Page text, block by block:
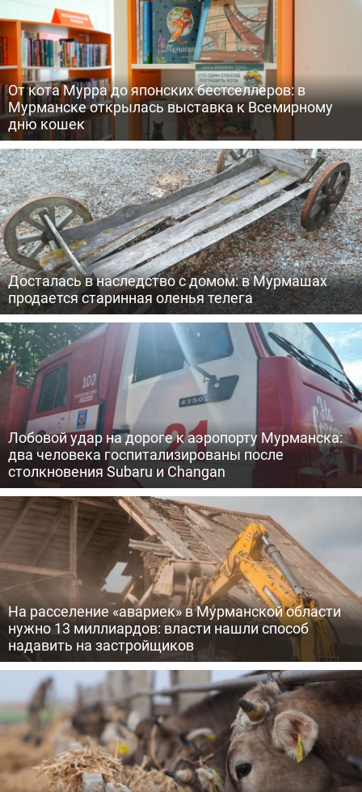
От кота Мурра до японских бестселлеров: в
Мурманске открылась выставка к Всемирному
дню кошек
Досталась в наследство с домом: в Мурмашах
продается старинная оленья телега
Лобовой удар на дороге к аэропорту Мурманска:
два человека госпитализированы после
столкновения Subaru и Changan
На расселение «авариек» в Мурманской области
нужно 13 миллиардов: власти нашли способ
надавить на застройщиков